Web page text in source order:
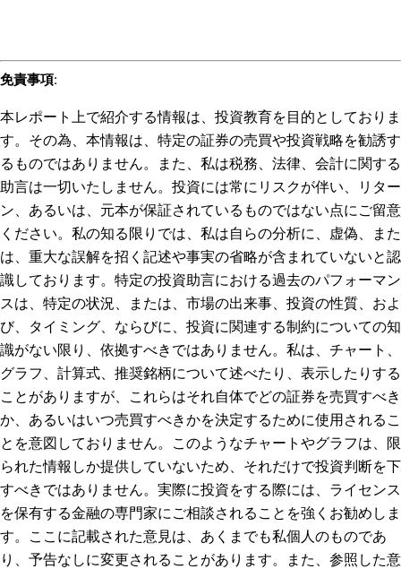
免責事項:
本レポート上で紹介する情報は、投資教育を目的としておりま
す。その為、本情報は、特定の証券の売買や投資戦略を勧誘す
るものではありません。また、私は税務、法律、会計に関する
助言は一切いたしません。投資には常にリスクが伴い、リター
ン、あるいは、元本が保証されているものではない点にご留意
ください。私の知る限りでは、私は自らの分析に、虚偽、また
は、重大な誤解を招く記述や事実の省略が含まれていないと認
識しております。特定の投資助言における過去のパフォーマン
スは、特定の状況、または、市場の出来事、投資の性質、およ
び、タイミング、ならびに、投資に関連する制約についての知
識がない限り、依拠すべきではありません。私は、チャート、
グラフ、計算式、推奨銘柄について述べたり、表示したりする
ことがありますが、これらはそれ自体でどの証券を売買すべき
か、あるいはいつ売買すべきかを決定するために使用されるこ
とを意図しておりません。このようなチャートやグラフは、限
られた情報しか提供していないため、それだけで投資判断を下
すべきではありません。実際に投資をする際には、ライセンス
を保有する金融の専門家にご相談されることを強くお勧めしま
す。ここに記載された意見は、あくまでも私個人のものであ
り、予告なしに変更されることがあります。また、参照した意